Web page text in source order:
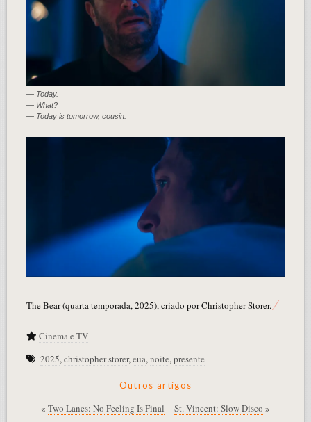
— Today.
— What?
— Today is tomorrow, cousin.
The Bear (quarta temporada, 2025), criado por Christopher Storer.
Cinema e TV
2025,christopher storer,eua,noite,presente
Outros artigos
« Two Lanes: No Feeling Is Final St. Vincent: Slow Disco »